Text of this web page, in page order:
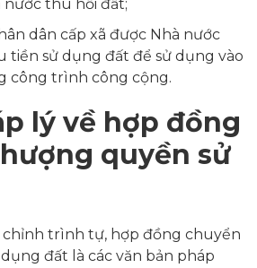
nước thu hồi đất;
dân cấp xã được Nhà nước
tiền sử dụng đất để sử dụng vào
công trình công cộng.
lý về hợp đồng
quyền sử
chỉnh trình tự, hợp đồng chuyển
đất là các văn bản pháp